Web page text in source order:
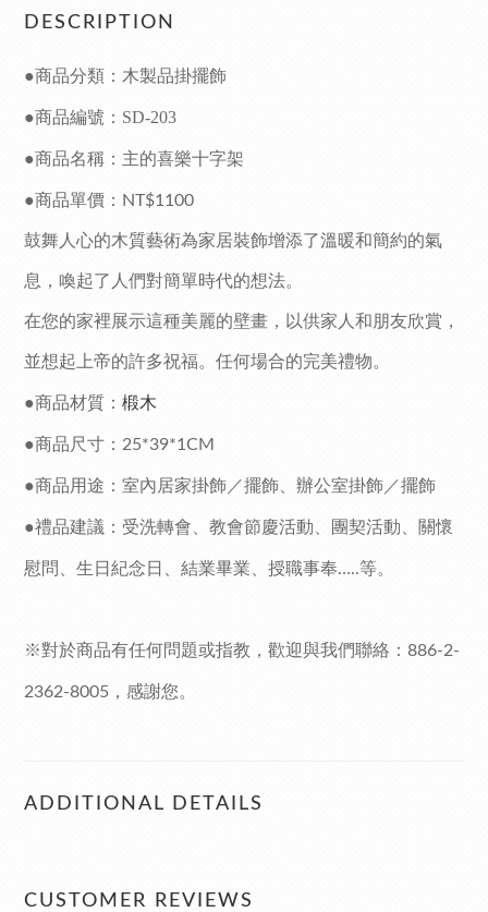
DESCRIPTION
●商品分類：木製品掛擺飾
●商品編號：SD-203
●商品名稱：主的喜樂十字架
●商品單價： NT$1100
鼓舞人心的木質藝術為家居裝飾增添了溫暖和簡約的氣
息，喚起了人們對簡單時代的想法。
在您的家裡展示這種美麗的壁畫，以供家人和朋友欣賞，
並想起上帝的許多祝福。任何場合的完美禮物。
●商品材質： 椴木
●商品尺寸： 25*39*1CM
●商品用途：室內居家掛飾／擺飾、辦公室掛飾／擺飾
●禮品建議：受洗轉會、教會節慶活動、團契活動、關懷
慰問、生日紀念日、結業畢業、授職事奉…..等。
※對於商品有任何問題或指教，歡迎與我們聯絡： 886-2-
2362-8005 ，感謝您。
ADDITIONAL DETAILS
CUSTOMER REVIEWS